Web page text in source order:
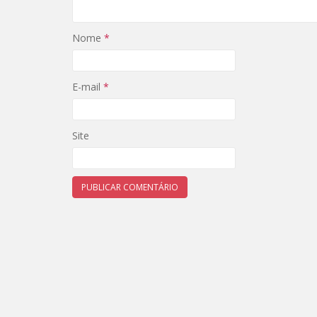
Nome *
E-mail *
Site